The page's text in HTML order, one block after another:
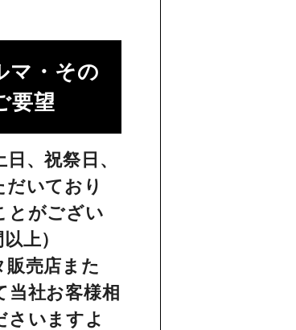
マ・その
要望​
、祝祭日、
いており
とがござい
上）
売店また
社お客様相
さいますよ